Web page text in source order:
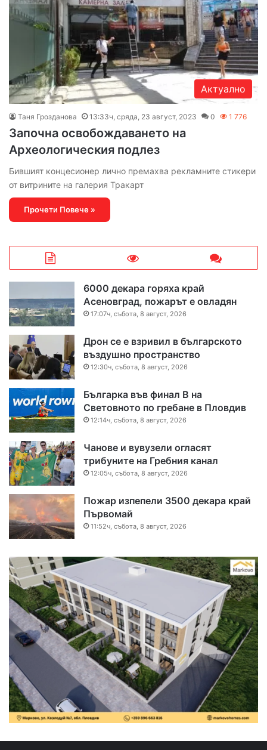
Актуално
Таня Грозданова 13:33ч, сряда, 23 август, 2023 0 1 776
Започна освобождаването на
Археологическия подлез
Бившият концесионер лично премахва рекламните стикери
от витрините на галерия Тракарт
Прочети Повече »
6000 декара горяха край
Асеновград, пожарът е овладян
17:07ч, събота, 8 август, 2026
Дрон се е взривил в българското
въздушно пространство
12:30ч, събота, 8 август, 2026
Българка във финал B на
Световното по гребане в Пловдив
12:14ч, събота, 8 август, 2026
Чанове и вувузели огласят
трибуните на Гребния канал
12:05ч, събота, 8 август, 2026
Пожар изпепели 3500 декара край
Първомай
11:52ч, събота, 8 август, 2026